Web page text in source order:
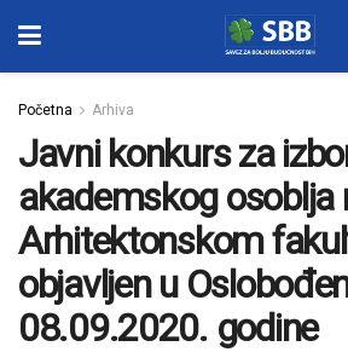
Početna Arhiva
Javni konkurs za
akademskog osoblja
Arhitektonskom
objavljen u
08.09.2020. godine